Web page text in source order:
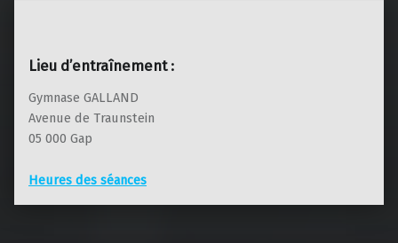
Lieu d’entraînement :
Gymnase GALLAND
Avenue de Traunstein
05 000 Gap
Heures des séances